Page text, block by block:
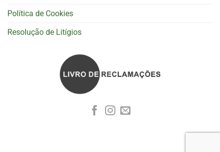
Política de Cookies
Resolução de Litígios